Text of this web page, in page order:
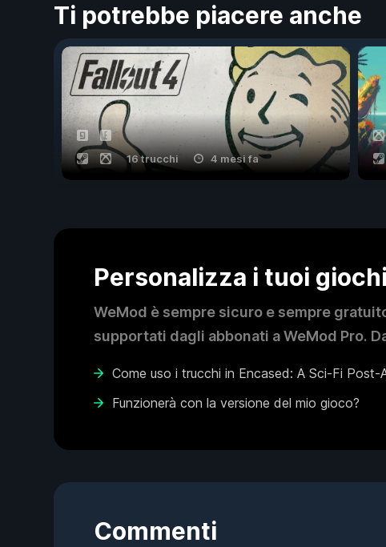
Ti potrebbe piacere anche
16 trucchi 4 mesi fa
Personalizza i tuoi
WeMod è sempre sicuro e sempre
supportati dagli abbonati a WeMod Pro.
Come uso i trucchi in Encased: A Sci-Fi Post-
Funzionerà con la versione del mio gioco?
Commenti